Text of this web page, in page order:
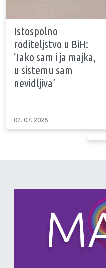
Istospolno
roditeljstvo u BiH:
‘Iako sam i ja majka,
u sistemu sam
nevidljiva’
02. 07. 2026